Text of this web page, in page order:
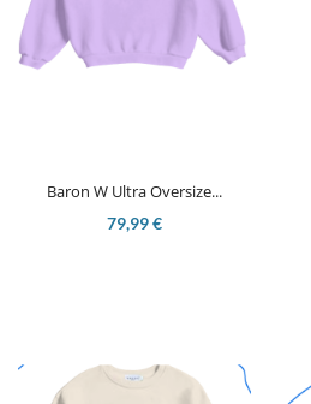
Baron W Ultra Oversize...
79,99 €